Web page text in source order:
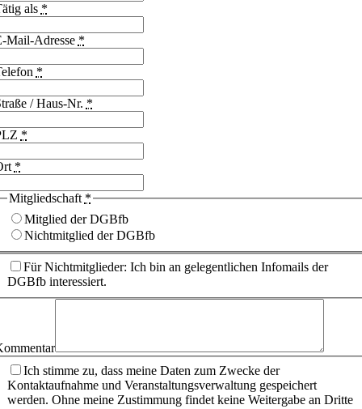
als *
Mail-Adresse *
*
/ Haus-Nr. *
*
*
Mitgliedschaft *
Mitglied der DGBfb
Nichtmitglied der DGBfb
Für Nichtmitglieder: Ich bin an gelegentlichen Infomails der
DGBfb interessiert.
Ich stimme zu, dass meine Daten zum Zwecke der
Kontaktaufnahme und Veranstaltungsverwaltung gespeichert
werden. Ohne meine Zustimmung findet keine Weitergabe an Dritte